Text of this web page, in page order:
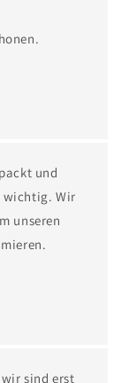
und
wichtig. Wir
unseren
sind erst